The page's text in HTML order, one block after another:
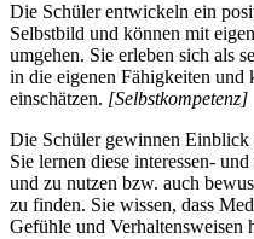
Die Schüler entwickeln ein
Selbstbild und können mit
umgehen. Sie erleben sich als
in die eigenen Fähigkeiten und
einschätzen. [Selbstkompetenz]
Die Schüler gewinnen
Sie lernen diese interessen-
und zu nutzen bzw. auch
zu finden. Sie wissen, dass
Gefühle und Verhaltensweisen